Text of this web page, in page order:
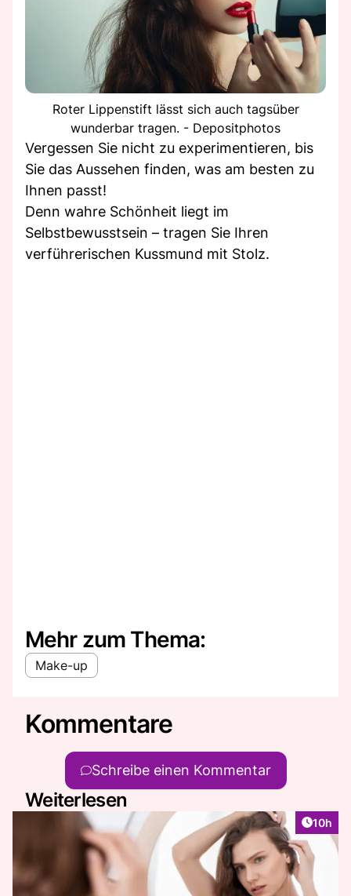
Roter Lippenstift lässt sich auch tagsüber
wunderbar tragen. - Depositphotos
Vergessen Sie nicht zu experimentieren, bis
Sie das Aussehen finden, was am besten zu
Ihnen passt!
Denn wahre Schönheit liegt im
Selbstbewusstsein – tragen Sie Ihren
verführerischen Kussmund mit Stolz.
Mehr zum Thema:
Make-up
Kommentare
Schreibe einen Kommentar
Weiterlesen
Artikel
10h